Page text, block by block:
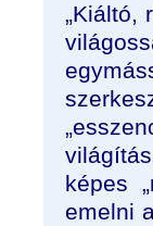
„Kiáltó,
képes
emelni